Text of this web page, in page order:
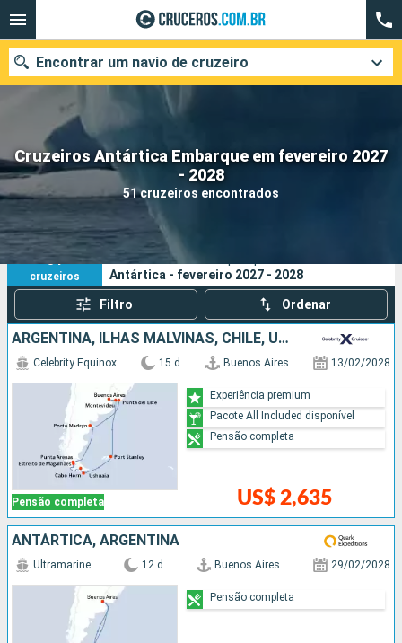
Cruzeiros Antártica Embarque em fevereiro 2027
- 2028
51 cruzeiros encontrados
Encontrar um navio de cruzeiro
Quando ir?
Data de partida
Cidades
Pesquisar
51
cruzeiros
Os seus critérios de pesquisa:
Antártica - fevereiro 2027 - 2028
Filtro Ordenar
ARGENTINA, ILHAS MALVINAS, CHILE, URUGUAI
Pensão completa
Celebrity Equinox 15 d Buenos Aires 13/02/2028
US$ 2,635
Experiência premium
Pacote All Included disponível
Pensão completa
ANTÁRTICA, ARGENTINA
Ultramarine 12 d Buenos Aires 29/02/2028
Pensão completa